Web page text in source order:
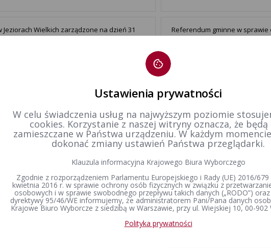
Wielkich zarządzone na dzień 31
Referendum gminne w
Miasta Pionki przed upływem kadencji,
Wybory uzupełniające do
w okręgu wyborczym nr 11
Wybory uzupełniające do Rady
w okręgu wyborczym nr 2,
Wybory uzupełniające do
zarządzone na dzień 31 maja
Prawo wyborcze
Ustawienia prywatności
W celu świadczenia usług na najwyższym poziomie
cookies. Korzystanie z naszej witryny oznacza, że będą
zamieszczane w Państwa urządzeniu. W każdym
dokonać zmiany ustawień Państwa przeglądarki.
Klauzula informacyjna Krajowego Biura Wyborczego
Zgodnie z rozporządzeniem Parlamentu Europejskiego i Rady (UE) 2016/679
kwietnia 2016 r. w sprawie ochrony osób fizycznych w związku z
osobowych i w sprawie swobodnego przepływu takich danych („RODO”)
dyrektywy 95/46/WE informujemy, że administratorem Pani/Pana danych
Krajowe Biuro Wyborcze z siedzibą w Warszawie, przy ul. Wiejskiej 10, 00-902
Polityka prywatności